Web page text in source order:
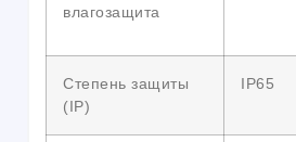
влагозащита
Степень защиты
(IP)
IP65